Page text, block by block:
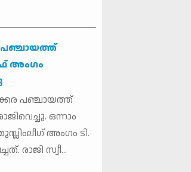
പഞ്ചായത്ത്
അംഗം
പഞ്ചായത്ത്
ഒന്നാം
അംഗം ടി.
രാജി സ്വീ...